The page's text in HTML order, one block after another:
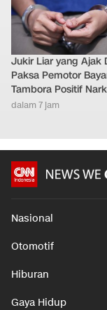
Jukir Liar yang Ajak
Paksa Pemotor
Tambora Positif
dalam 7 jam
Nasional
Otomotif
Hiburan
Gaya Hidup